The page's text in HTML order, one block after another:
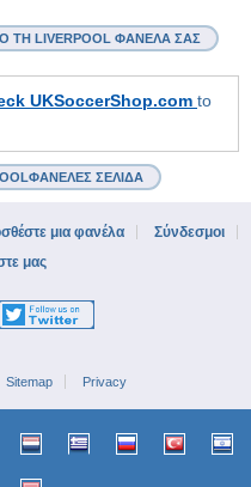
LIVERPOOL ΦΑΝΈΛΑ ΣΑΣ
UKSoccerShop.com to
ΣΕΛΊΔΑ
μια φανέλα
Σύνδεσμοι
μας
Sitemap Privacy